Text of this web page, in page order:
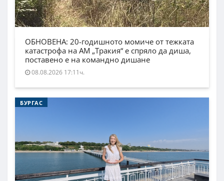
ОБНОВЕНА: 20-годишното момиче от тежката
катастрофа на АМ „Тракия“ е спряло да диша,
поставено е на командно дишане
08.08.2026 17:11ч.
БУРГАС